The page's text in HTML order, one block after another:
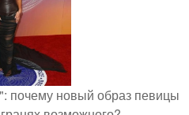
почему новый образ певицы